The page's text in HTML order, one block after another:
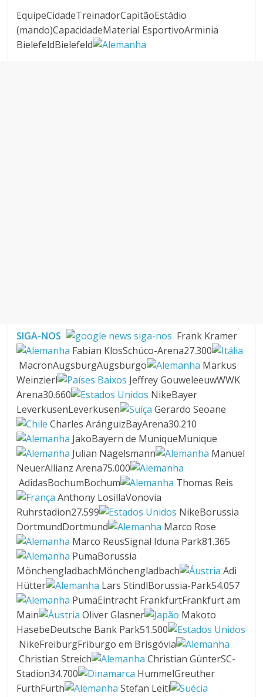
EquipeCidadeTreinadorCapitãoEstádio
(mando)CapacidadeMaterial EsportivoArminia
BielefeldBielefeld
SIGA-NOS
Frank Kramer
Fabian KlosSchüco-Arena27.300
MacronAugsburgAugsburgo
Markus
Weinzierl
Jeffrey GouweleeuwWWK
Arena30.660
NikeBayer
LeverkusenLeverkusen
Gerardo Seoane
Charles AránguizBayArena30.210
JakoBayern de MuniqueMunique
Julian Nagelsmann
Manuel
NeuerAllianz Arena75.000
AdidasBochumBochum
Thomas Reis
Anthony LosillaVonovia
Ruhrstadion27.599
NikeBorussia
DortmundDortmund
Marco Rose
Marco ReusSignal Iduna Park81.365
PumaBorussia
MönchengladbachMönchengladbach
Adi
Hütter
Lars StindlBorussia-Park54.057
PumaEintracht FrankfurtFrankfurt am
Main
Oliver Glasner
Makoto
HasebeDeutsche Bank Park51.500
NikeFreiburgFriburgo em Brisgóvia
Christian Streich
Christian GünterSC-
Stadion34.700
HummelGreuther
FürthFürth
Stefan Leitl